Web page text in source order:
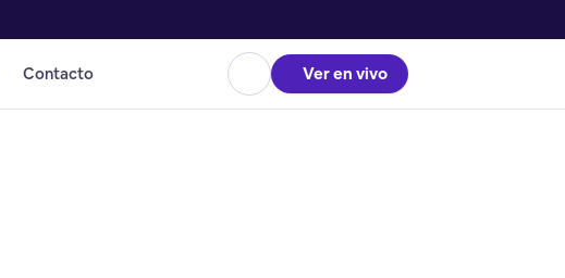
Contacto Ver en vivo